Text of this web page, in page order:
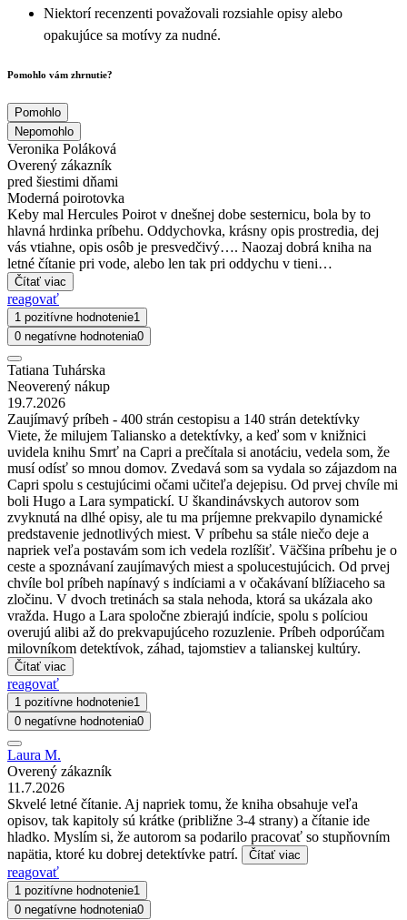
Niektorí recenzenti považovali rozsiahle opisy alebo
opakujúce sa motívy za nudné.
Pomohlo vám zhrnutie?
Pomohlo
Nepomohlo
Veronika Poláková
Overený zákazník
pred šiestimi dňami
Moderná poirotovka
Keby mal Hercules Poirot v dnešnej dobe sesternicu, bola by to
hlavná hrdinka príbehu. Oddychovka, krásny opis prostredia, dej
vás vtiahne, opis osôb je presvedčivý…. Naozaj dobrá kniha na
letné čítanie pri vode, alebo len tak pri oddychu v tieni…
Čítať viac
reagovať
1 pozitívne hodnotenie1
0 negatívne hodnotenia0
Tatiana Tuhárska
Neoverený nákup
19.7.2026
Zaujímavý príbeh - 400 strán cestopisu a 140 strán detektívky
Viete, že milujem Taliansko a detektívky, a keď som v knižnici
uvidela knihu Smrť na Capri a prečítala si anotáciu, vedela som, že
musí odísť so mnou domov. Zvedavá som sa vydala so zájazdom na
Capri spolu s cestujúcimi očami učiteľa dejepisu. Od prvej chvíle mi
boli Hugo a Lara sympatickí. U škandinávskych autorov som
zvyknutá na dlhé opisy, ale tu ma príjemne prekvapilo dynamické
predstavenie jednotlivých miest. V príbehu sa stále niečo deje a
napriek veľa postavám som ich vedela rozlíšiť. Väčšina príbehu je o
ceste a spoznávaní zaujímavých miest a spolucestujúcich. Od prvej
chvíle bol príbeh napínavý s indíciami a v očakávaní blížiaceho sa
zločinu. V dvoch tretinách sa stala nehoda, ktorá sa ukázala ako
vražda. Hugo a Lara spoločne zbierajú indície, spolu s políciou
overujú alibi až do prekvapujúceho rozuzlenie. Príbeh odporúčam
milovníkom detektívok, záhad, tajomstiev a talianskej kultúry.
Čítať viac
reagovať
1 pozitívne hodnotenie1
0 negatívne hodnotenia0
Laura M.
Overený zákazník
11.7.2026
Skvelé letné čítanie. Aj napriek tomu, že kniha obsahuje veľa
opisov, tak kapitoly sú krátke (približne 3-4 strany) a čítanie ide
hladko. Myslím si, že autorom sa podarilo pracovať so stupňovním
napätia, ktoré ku dobrej detektívke patrí.
Čítať viac
reagovať
1 pozitívne hodnotenie1
0 negatívne hodnotenia0